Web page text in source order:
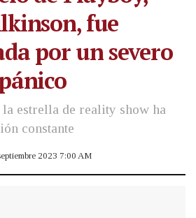
fue
por un severo
estrella de reality show ha
constante
2023 7:00 AM